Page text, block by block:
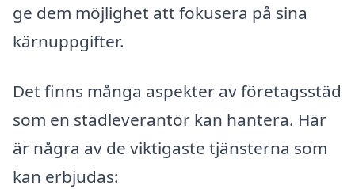
ge dem möjlighet att fokusera på sina
kärnuppgifter.
Det finns många aspekter av företagsstäd
som en städleverantör kan hantera. Här
är några av de viktigaste tjänsterna som
kan erbjudas: